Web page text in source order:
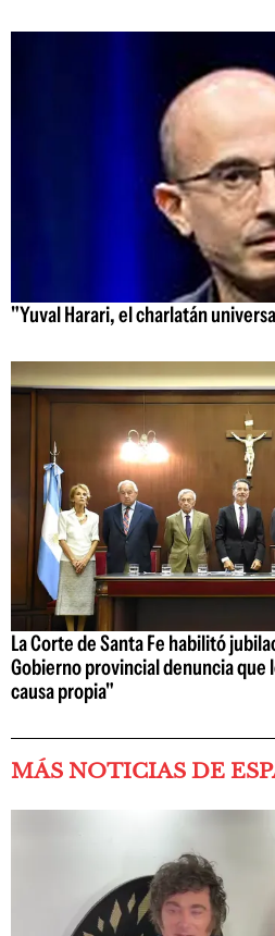
"Yuval Harari, el charlatán
La Corte de Santa Fe habilitó
Gobierno provincial denuncia que
causa propia"
MÁS NOTICIAS DE